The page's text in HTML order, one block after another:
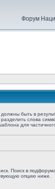
Форум
быть в
слова
для
Поиск в
опцию ниже.